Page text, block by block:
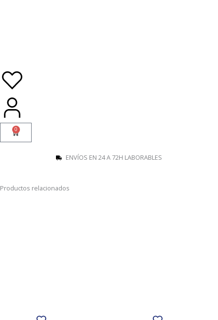
0
Carrito
ENVÍOS EN 24 A 72H LABORABLES
Productos relacionados